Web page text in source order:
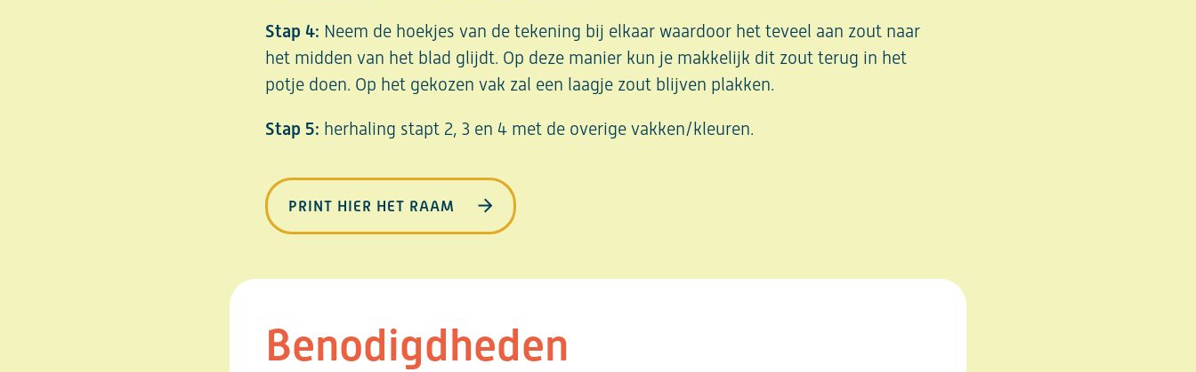
Stap 4: Neem de hoekjes van de tekening bij elkaar waardoor het teveel aan zout naar
het midden van het blad glijdt. Op deze manier kun je makkelijk dit zout terug in het
potje doen. Op het gekozen vak zal een laagje zout blijven plakken.
Stap 5: herhaling stapt 2, 3 en 4 met de overige vakken/kleuren.
PRINT HIER HET RAAM
Benodigdheden